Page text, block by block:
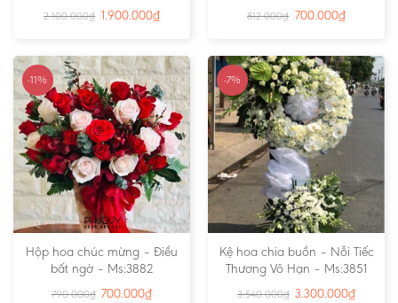
2.100.000₫ 1.900.000₫ 812.000₫ 700.000₫
-11%
Hộp hoa chúc mừng – Điều
bất ngờ – Ms:3882
790.000₫ 700.000₫
-7%
Kệ hoa chia buồn – Nỗi Tiếc
Thương Vô Hạn – Ms:3851
3.540.000₫ 3.300.000₫